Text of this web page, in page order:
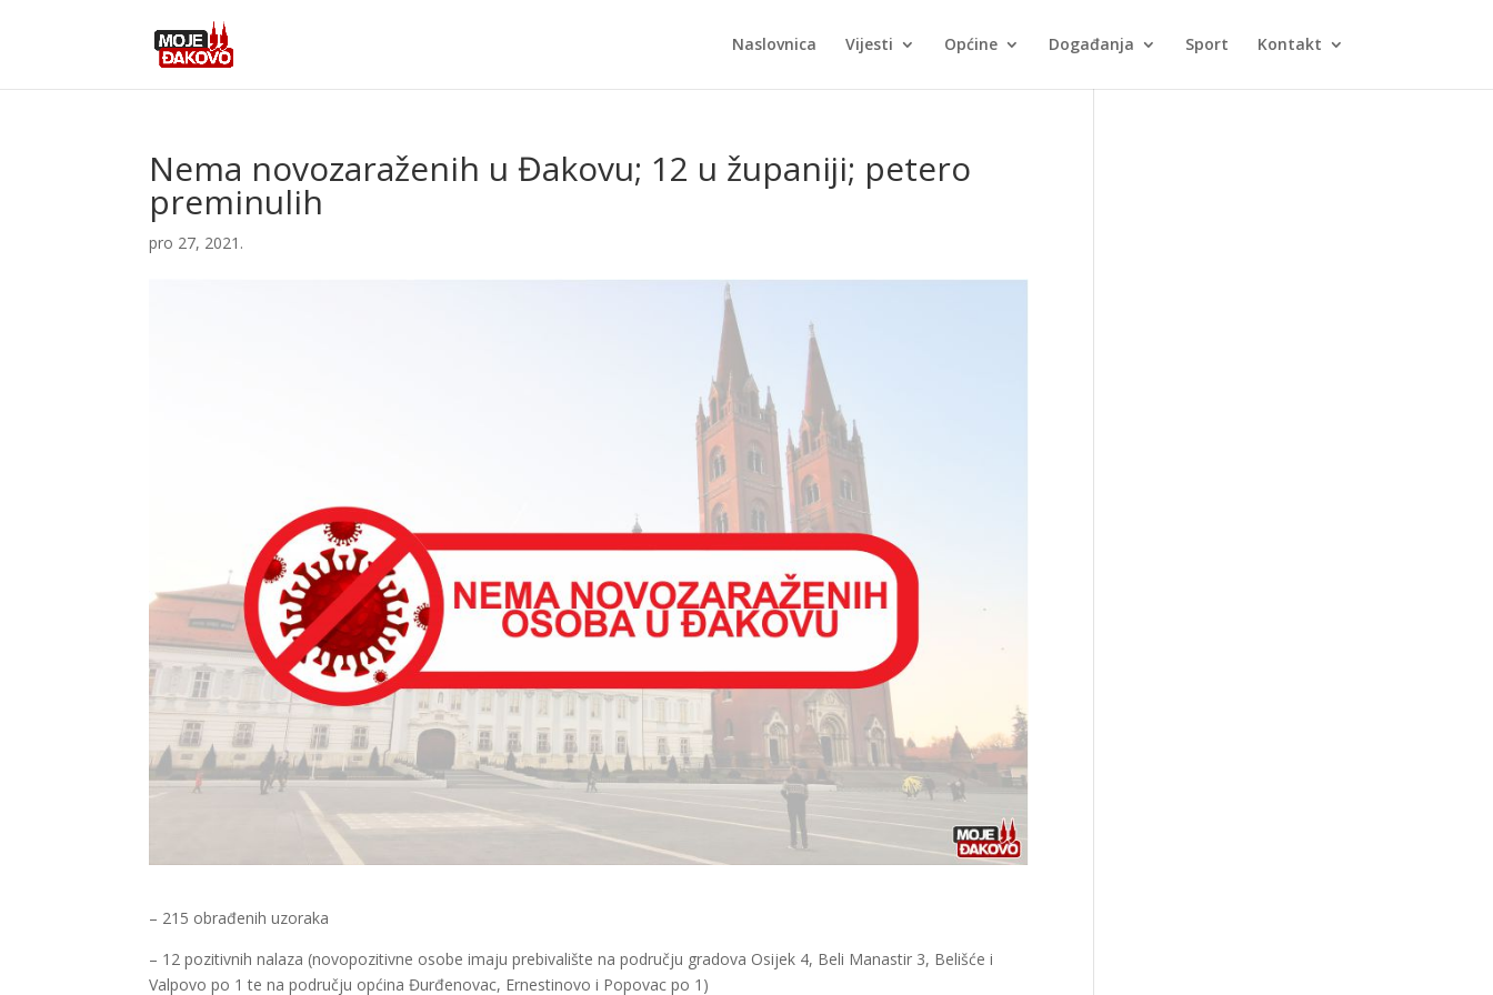
Naslovnica Vijesti Općine Događanja Sport Kontakt
Nema novozaraženih u Đakovu; 12 u županiji; petero
preminulih
pro 27, 2021.
– 215 obrađenih uzoraka
– 12 pozitivnih nalaza (novopozitivne osobe imaju prebivalište na području gradova Osijek 4, Beli Manastir 3, Belišće i
Valpovo po 1 te na području općina Đurđenovac, Ernestinovo i Popovac po 1)